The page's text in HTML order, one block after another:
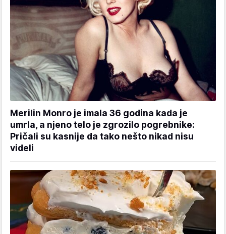
Merilin Monro je imala 36 godina kada je
umrla, a njeno telo je zgrozilo pogrebnike:
Pričali su kasnije da tako nešto nikad nisu
videli